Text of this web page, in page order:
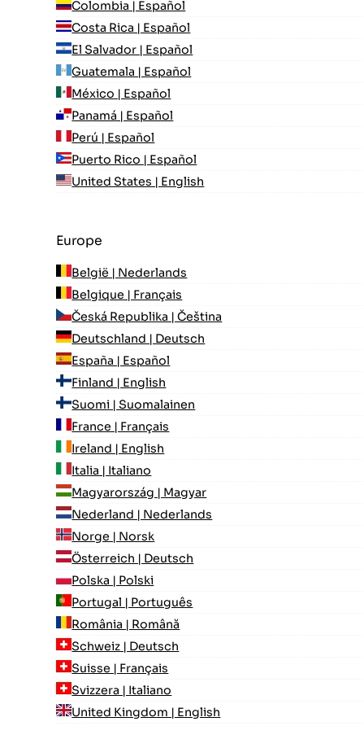
Colombia | Español
Costa Rica | Español
El Salvador | Español
Guatemala | Español
México | Español
Panamá | Español
Perú | Español
Puerto Rico | Español
United States | English
Europe
België | Nederlands
Belgique | Français
Česká Republika | Čeština
Deutschland | Deutsch
España | Español
Finland | English
Suomi | Suomalainen
France | Français
Ireland | English
Italia | Italiano
Magyarország | Magyar
Nederland | Nederlands
Norge | Norsk
Österreich | Deutsch
Polska | Polski
Portugal | Português
România | Română
Schweiz | Deutsch
Suisse | Français
Svizzera | Italiano
United Kingdom | English